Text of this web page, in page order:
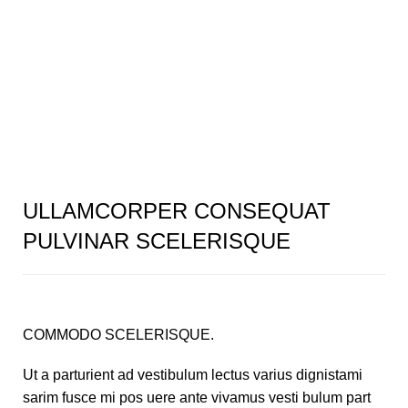
ULLAMCORPER CONSEQUAT
PULVINAR SCELERISQUE
COMMODO SCELERISQUE.
Ut a parturient ad vestibulum lectus varius dignistami
sarim fusce mi pos uere ante vivamus vesti bulum part